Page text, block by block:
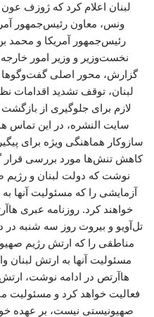
لبنان اعلام کرد که ژوزف
ونس، معاون رئیس‌جمهور
رئیس‌جمهور آمریکا و محمد
نخست‌وزیر و وزیر امور
گزارش، محور اصلی
لبنان، توقف تشدید اقدامات
لازم برای جلوگیری از
سایت النشره، در این تماس
سازوکار هماهنگی ویژه برای
کاهش تنش‌ها مورد بررسی قرار
نوشت که دولت لبنان و
آزمایشی را که مسئولیت آنها
خواهند کرد. روزنامه عبری
تل‌آویو و بیروت روز سه شنبه در
مناطقی را که ارتش رژیم
مسئولیت آنها به ارتش لبنان
هاآرتص در ادامه نوشت،
فعالیت خواهد کرد و مسئولیت
صهیونیستی نیست، بر عهده